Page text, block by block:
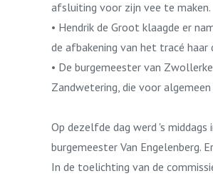
afsluiting voor zijn vee te maken.
• Hendrik de Groot klaagde er
de afbakening van het tracé
• De burgemeester van
Zandwetering, die voor
Op dezelfde dag werd 's
burgemeester Van Engelenberg.
In de toelichting van de